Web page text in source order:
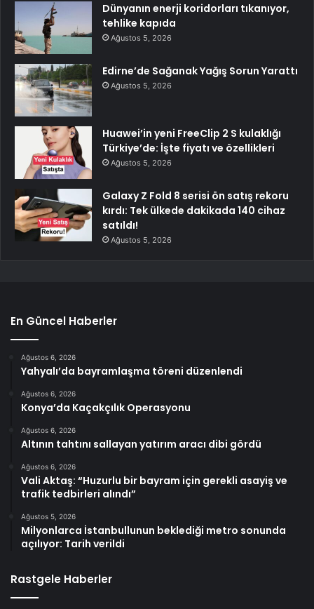
Dünyanın enerji koridorları tıkanıyor,
tehlike kapıda
Ağustos 5, 2026
Edirne’de Sağanak Yağış Sorun Yarattı
Ağustos 5, 2026
Huawei’in yeni FreeClip 2 S kulaklığı
Türkiye’de: İşte fiyatı ve özellikleri
Ağustos 5, 2026
Galaxy Z Fold 8 serisi ön satış rekoru
kırdı: Tek ülkede dakikada 140 cihaz
satıldı!
Ağustos 5, 2026
En Güncel Haberler
Ağustos 6, 2026
Yahyalı’da bayramlaşma töreni düzenlendi
Ağustos 6, 2026
Konya’da Kaçakçılık Operasyonu
Ağustos 6, 2026
Altının tahtını sallayan yatırım aracı dibi gördü
Ağustos 6, 2026
Vali Aktaş: “Huzurlu bir bayram için gerekli asayiş ve
trafik tedbirleri alındı”
Ağustos 5, 2026
Milyonlarca İstanbullunun beklediği metro sonunda
açılıyor: Tarih verildi
Rastgele Haberler